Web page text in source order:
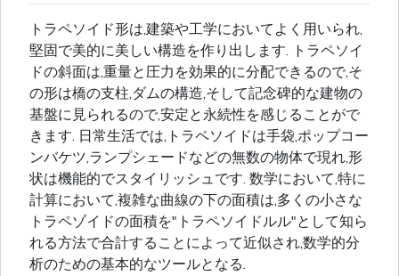
トラペソイド形は,建築や工学においてよく用いられ,
堅固で美的に美しい構造を作り出します. トラペソイ
ドの斜面は,重量と圧力を効果的に分配できるので,そ
の形は橋の支柱,ダムの構造,そして記念碑的な建物の
基盤に見られるので,安定と永続性を感じることがで
きます. 日常生活では,トラペソイドは手袋,ポップコー
ンバケツ,ランプシェードなどの無数の物体で現れ,形
状は機能的でスタイリッシュです. 数学において,特に
計算において,複雑な曲線の下の面積は,多くの小さな
トラペゾイドの面積を"トラペソイドルル"として知ら
れる方法で合計することによって近似され,数学的分
析のための基本的なツールとなる.